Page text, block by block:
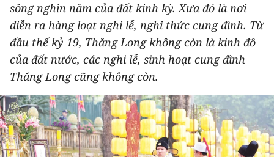
XÃ HỘI
PHÁP LUẬT
DU LỊCH
THẾ GIỚI
THỂ THAO
sông nghìn năm của đất kinh kỳ. Xưa đó là nơi
diễn ra hàng loạt nghi lễ, nghi thức cung đình. Từ
đầu thế kỷ 19, Thăng Long không còn là kinh đô
của đất nước, các nghi lễ, sinh hoạt cung đình
Thăng Long cũng không còn.